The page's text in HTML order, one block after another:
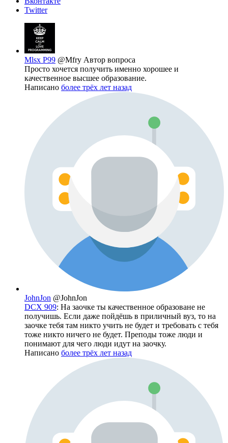
Twitter
Mlsx P99 @Mfry Автор вопроса
Просто хочется получить именно хорошее и
качественное высшее образование.
Написано более трёх лет назад
JohnJon @JohnJon
DCX 909: На заочке ты качественное образоване не
получишь. Если даже пойдёшь в приличный вуз, то на
заочке тебя там никто учить не будет и требовать с тебя
тоже никто ничего не будет. Преподы тоже люди и
понимают для чего люди идут на заочку.
Написано более трёх лет назад